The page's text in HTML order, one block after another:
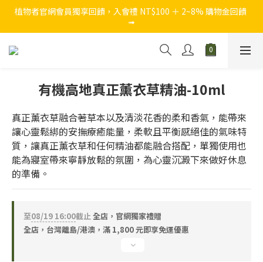
官網獨家，結帳買 NT$1,280 加贈 『西西里假期5ml迷你瓶』
植物者官網會員獨享回饋，入會禮 NT$100 ＋ 2~8% 購物金回饋
➟
官網獨家，結帳買 NT$1,280 加贈 『西西里假期5ml迷你瓶』
有機高地真正薰衣草精油-10ml
真正薰衣草融合著草本以及清淡花香的柔和香氣，能帶來
讓心靈鬆綁的安撫療癒能量，柔軟且平衡感絕佳的氣味特
質，讓真正薰衣草和任何精油都能融合搭配，單獨使用也
能為寢室帶來寧靜放鬆的氛圍，為心靈沉澱下來做好休息
的準備。
至08/19 16:00截止全店，官網獨家禮贈
全店，台灣離島/港澳，滿 1,800 元即享免運優惠